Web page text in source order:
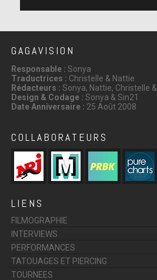
GAGAVISION
Responsable : Sonya
Traductrices : Christelle & Nattie
Rédacteurs : Sonya, Nattie, Christelle
Design & Codage : Sonya & Sin21
Date Anniversaire : 25 Août 2008
COLLABORATEURS
LIENS
FILMOGRAPHIE
INTERVIEWS
PERFORMANCES
TATOUAGES ET PIERCING
TOURNEES